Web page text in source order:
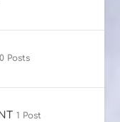
Posts
1 Post